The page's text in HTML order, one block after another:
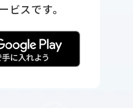
ビスです。